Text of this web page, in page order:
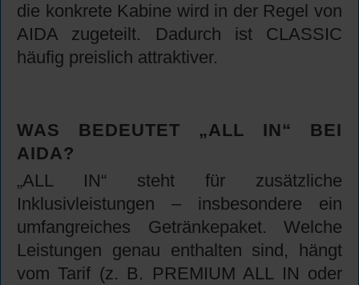
die konkrete Kabine wird in der Regel von
AIDA zugeteilt. Dadurch ist CLASSIC
häufig preislich attraktiver.
WAS BEDEUTET „ALL IN“ BEI
AIDA?
„ALL IN“ steht für zusätzliche
Inklusivleistungen – insbesondere ein
umfangreiches Getränkepaket. Welche
Leistungen genau enthalten sind, hängt
vom Tarif (z. B. PREMIUM ALL IN oder